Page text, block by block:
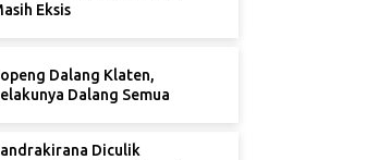
Eksis
Dalang Klaten,
Dalang Semua
Diculik